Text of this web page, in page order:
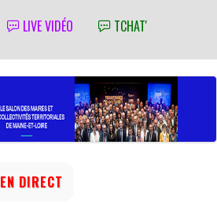
LIVE VIDÉO TCHAT'
EN DIRECT